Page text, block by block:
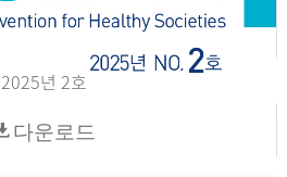
2025년 2호
다운로드